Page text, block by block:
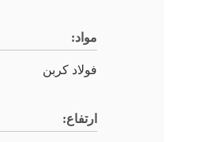
مواد:
فولاد کربن
ارتفاع: